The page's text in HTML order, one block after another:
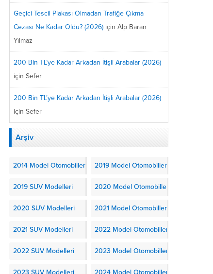
Geçici Tescil Plakası Olmadan Trafiğe Çıkma
Cezası Ne Kadar Oldu? (2026) için Alp Baran
Yılmaz
200 Bin TL’ye Kadar Arkadan İtişli Arabalar (2026)
için Sefer
200 Bin TL’ye Kadar Arkadan İtişli Arabalar (2026)
için Sefer
Arşiv
2014 Model Otomobiller 2019 Model Otomobiller
2019 SUV Modelleri 2020 Model Otomobiller
2020 SUV Modelleri 2021 Model Otomobiller
2021 SUV Modelleri 2022 Model Otomobiller
2022 SUV Modelleri 2023 Model Otomobiller
2023 SUV Modelleri 2024 Model Otomobiller